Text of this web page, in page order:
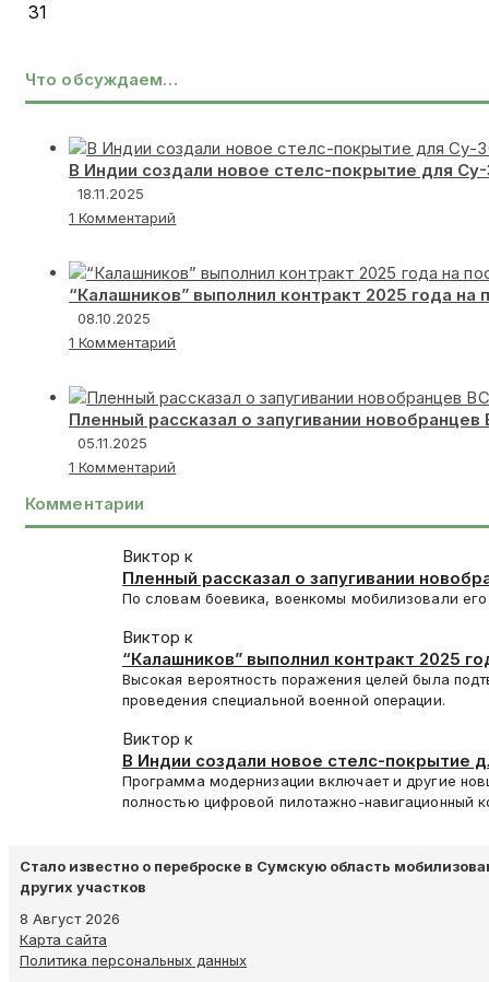
31
Что обсуждаем…
В Индии создали новое стелс-покрытие для
18.11.2025
1 Комментарий
“Калашников” выполнил контракт 2025 года на
08.10.2025
1 Комментарий
Пленный рассказал о запугивании
05.11.2025
1 Комментарий
Комментарии
Виктор к
Пленный рассказал о запугивании
По словам боевика, военкомы мобилизовали
Виктор к
“Калашников” выполнил контракт 2025
Высокая вероятность поражения целей была
проведения специальной военной операции.
Виктор к
В Индии создали новое стелс-покрытие
Программа модернизации включает и другие
полностью цифровой пилотажно-навигационный
Стало известно о переброске в Сумскую область
других участков
8 Август 2026
Карта сайта
Политика персональных данных